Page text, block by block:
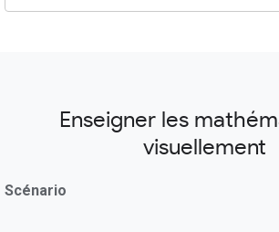
Enseigner les
visuellement
Scénario